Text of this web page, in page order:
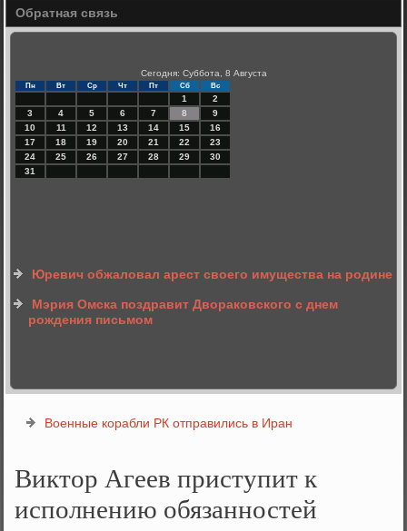
Обратная связь
Сегодня: Суббота, 8 Августа
Пн Вт Ср Чт Пт Сб Вс
1
2
3
4 5 6 7 8
9
10
11 12 13 14 15
16
17
18 19 20 21 22
23
24
25 26 27 28 29
30
31
Юревич обжаловал арест своего имущества на родине
Мэрия Омска поздравит Двораковского с днем
рождения письмом
Военные корабли РК отправились в Иран
Виктор Агеев приступит к
исполнению обязанностей